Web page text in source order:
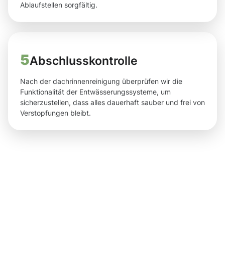
Ablaufstellen sorgfältig.
5Abschlusskontrolle
Nach der dachrinnenreinigung überprüfen wir die
Funktionalität der Entwässerungssysteme, um
sicherzustellen, dass alles dauerhaft sauber und frei von
Verstopfungen bleibt.